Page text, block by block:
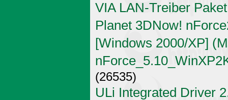
VIA LAN-Treiber
Planet 3DNow!
[Windows 2000/XP]
(26535)
ULi Integrated Driver